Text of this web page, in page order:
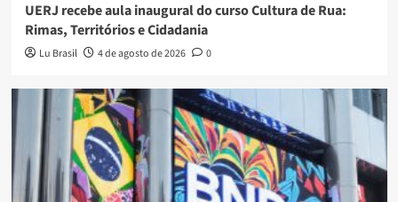
UERJ recebe aula inaugural do curso Cultura de Rua:
Rimas, Territórios e Cidadania
Lu Brasil 4 de agosto de 2026 0